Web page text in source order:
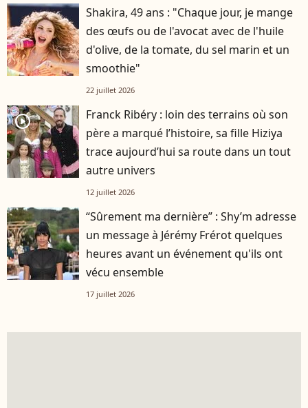
Shakira, 49 ans : "Chaque jour, je mange
des œufs ou de l'avocat avec de l'huile
d'olive, de la tomate, du sel marin et un
smoothie"
22 juillet 2026
player2
Franck Ribéry : loin des terrains où son
père a marqué l’histoire, sa fille Hiziya
trace aujourd’hui sa route dans un tout
autre univers
12 juillet 2026
“Sûrement ma dernière” : Shy’m adresse
un message à Jérémy Frérot quelques
heures avant un événement qu'ils ont
vécu ensemble
17 juillet 2026